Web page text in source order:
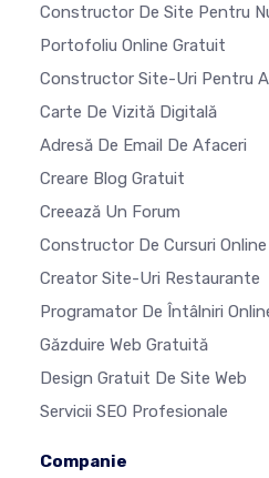
Constructor De Site Pentru
Portofoliu Online Gratuit
Constructor Site-Uri Pentru
Carte De Vizită Digitală
Adresă De Email De Afaceri
Creare Blog Gratuit
Creează Un Forum
Constructor De Cursuri Online
Creator Site-Uri Restaurante
Programator De Întâlniri
Găzduire Web Gratuită
Design Gratuit De Site Web
Servicii SEO Profesionale
Companie